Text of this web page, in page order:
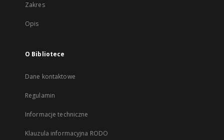
Zakres
Opis
O Bibliotece
Dane kontaktowe
Regulamin
Informacje techniczne
Klauzula informacyjna RODO